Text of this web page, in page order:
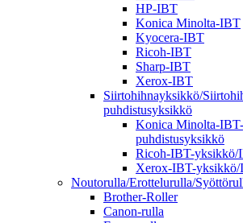
HP-IBT
Konica Minolta-IBT
Kyocera-IBT
Ricoh-IBT
Sharp-IBT
Xerox-IBT
Siirtohihnayksikkö/
puhdistusyksikkö
Konica Minolta-
puhdistusyksikkö
Ricoh-IBT-yksikkö/
Xerox-IBT-yksikkö/
Noutorulla/Erottelurulla/
Brother-Roller
Canon-rulla